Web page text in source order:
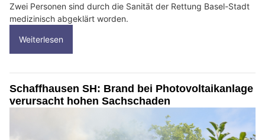
Zwei Personen sind durch die Sanität der Rettung Basel-Stadt
medizinisch abgeklärt worden.
Weiterlesen
Schaffhausen SH: Brand bei Photovoltaikanlage
verursacht hohen Sachschaden